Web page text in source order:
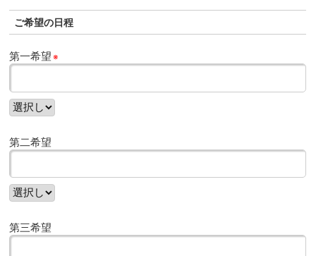
ご希望の日程
第一希望 ※
第二希望
第三希望